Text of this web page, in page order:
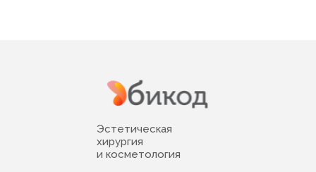
Эстетическая
хирургия
и косметология